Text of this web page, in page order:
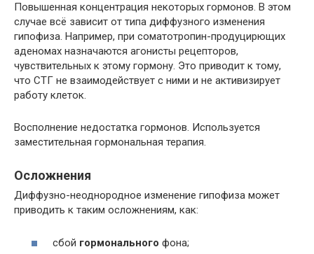
Повышенная концентрация некоторых гормонов. В этом
случае всё зависит от типа диффузного изменения
гипофиза. Например, при соматотропин-продуцирющих
аденомах назначаются агонисты рецепторов,
чувствительных к этому гормону. Это приводит к тому,
что СТГ не взаимодействует с ними и не активизирует
работу клеток.
Восполнение недостатка гормонов. Используется
заместительная гормональная терапия.
Осложнения
Диффузно-неоднородное изменение гипофиза может
приводить к таким осложнениям, как:
сбой гормонального фона;